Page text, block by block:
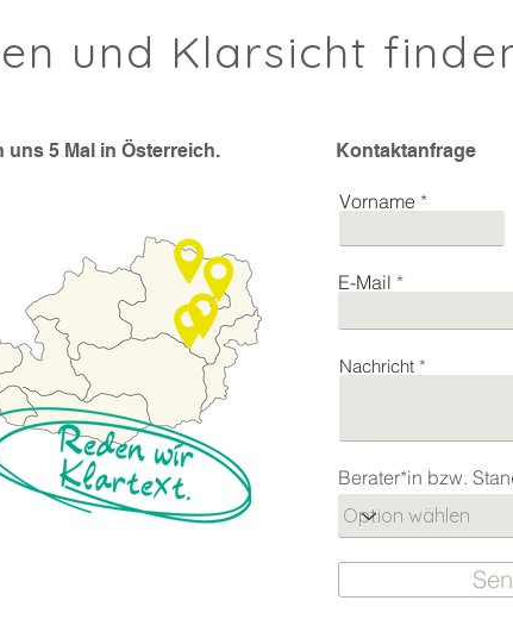
und Klarsicht
uns 5 Mal in Österreich. Kontaktanfrage
Vorname
E-Mail
Nachricht
Berater*in bzw.